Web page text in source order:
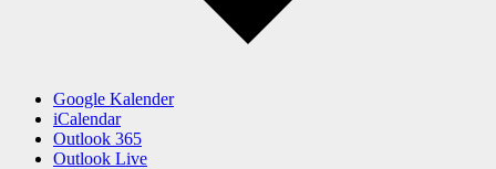
Google Kalender
iCalendar
Outlook 365
Outlook Live